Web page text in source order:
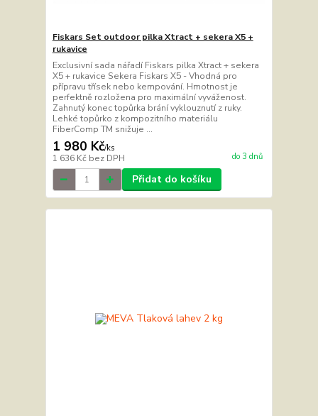
Fiskars Set outdoor pilka Xtract + sekera X5 +
rukavice
Exclusivní sada nářadí Fiskars pilka Xtract + sekera
X5 + rukavice Sekera Fiskars X5 - Vhodná pro
přípravu třísek nebo kempování. Hmotnost je
perfektně rozložena pro maximální vyváženost.
Zahnutý konec topůrka brání vyklouznutí z ruky.
Lehké topůrko z kompozitního materiálu
FiberComp TM snižuje ...
1 980 Kč/ks
1 636 Kč bez DPH do 3 dnů
Přidat do košíku